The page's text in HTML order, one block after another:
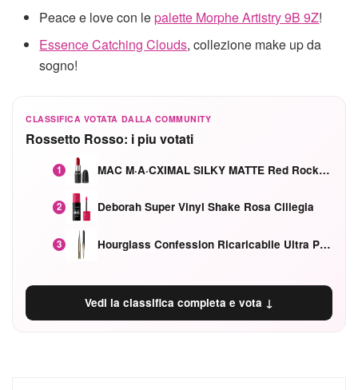
Peace e love con lepalette Morphe Artistry 9B 9Z!
Essence Catching Clouds, collezione make up da
sogno!
CLASSIFICA VOTATA DALLA COMMUNITY
Rossetto Rosso: i piu votati
1 MAC M·A·CXIMAL SILKY MATTE Red Rock mat
2 Deborah Super Vinyl Shake Rosa Ciliegia
3 Hourglass Confession Ricaricabile Ultra Preciso Ad Alta Intensità Secretly Classic Red
Vedi la classifica completa e vota ↓